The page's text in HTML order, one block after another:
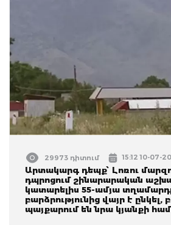
29973 դիտում 15:12 10-07-
Արտակարգ դեպք՝ Լոռու
դպրոցում շինարարական
կատարելիս 55-ամյա
բարձրությունից վայր է ընկել,
պայքարում են նրա կյանքի